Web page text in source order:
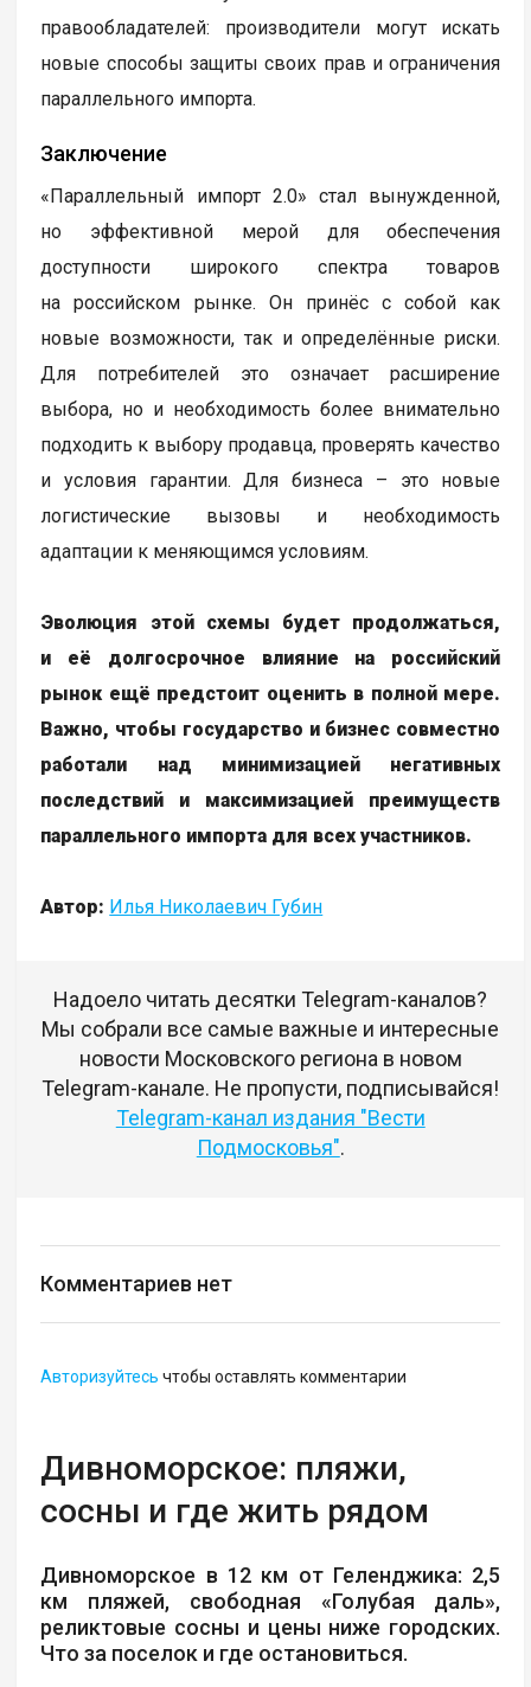
правообладателей: производители могут искать
новые способы защиты своих прав и ограничения
параллельного импорта.
Заключение
«Параллельный импорт 2.0» стал вынужденной,
но эффективной мерой для обеспечения
доступности широкого спектра товаров
на российском рынке. Он принёс с собой как
новые возможности, так и определённые риски.
Для потребителей это означает расширение
выбора, но и необходимость более внимательно
подходить к выбору продавца, проверять качество
и условия гарантии. Для бизнеса – это новые
логистические вызовы и необходимость
адаптации к меняющимся условиям.
Эволюция этой схемы будет продолжаться,
и её долгосрочное влияние на российский
рынок ещё предстоит оценить в полной мере.
Важно, чтобы государство и бизнес совместно
работали над минимизацией негативных
последствий и максимизацией преимуществ
параллельного импорта для всех участников.
Автор: Илья Николаевич Губин
Надоело читать десятки Telegram-каналов?
Мы собрали все самые важные и интересные
новости Московского региона в новом
Telegram-канале. Не пропусти, подписывайся!
Telegram-канал издания "Вести
Подмосковья".
Комментариев нет
Авторизуйтесь чтобы оставлять комментарии
Дивноморское: пляжи,
сосны и где жить рядом
Дивноморское в 12 км от Геленджика: 2,5
км пляжей, свободная «Голубая даль»,
реликтовые сосны и цены ниже городских.
Что за поселок и где остановиться.